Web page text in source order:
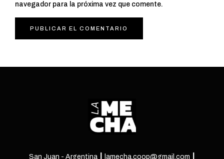
navegador para la próxima vez que comente.
San Juan - Argentina ┃ lamecha.coop@gmail.com ┃